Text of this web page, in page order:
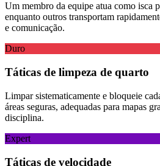
Um membro da equipe atua como isca
enquanto outros transportam
e comunicação.
Duro
Táticas de limpeza de quarto
Limpar sistematicamente e bloqueie
áreas seguras, adequadas para mapas
disciplina.
Expert
Táticas de velocidade